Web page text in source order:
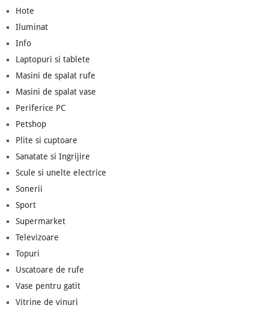
Hote
Iluminat
Info
Laptopuri si tablete
Masini de spalat rufe
Masini de spalat vase
Periferice PC
Petshop
Plite si cuptoare
Sanatate si Ingrijire
Scule si unelte electrice
Sonerii
Sport
Supermarket
Televizoare
Topuri
Uscatoare de rufe
Vase pentru gatit
Vitrine de vinuri